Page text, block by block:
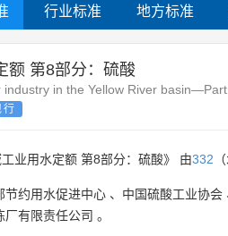
行业标准 地方标准
额 第8部分：硫酸
in the Yellow River
行
业用水定额 第8部分：硫酸》 由332
节约用水促进中心 、 中国硫酸工业协会
厂有限责任公司 。